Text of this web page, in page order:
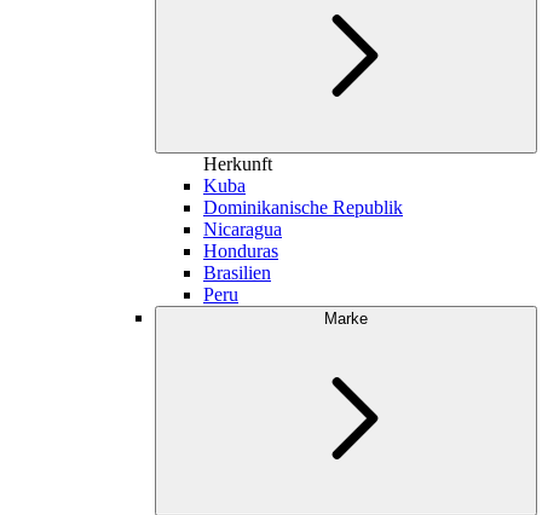
Herkunft
Kuba
Dominikanische Republik
Nicaragua
Honduras
Brasilien
Peru
Marke